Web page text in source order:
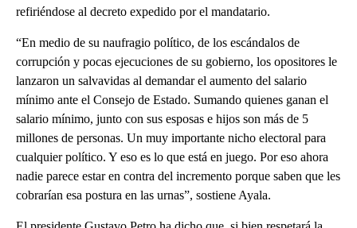
refiriéndose al decreto expedido por el mandatario.
“En medio de su naufragio político, de los escándalos de
corrupción y pocas ejecuciones de su gobierno, los opositores le
lanzaron un salvavidas al demandar el aumento del salario
mínimo ante el Consejo de Estado. Sumando quienes ganan el
salario mínimo, junto con sus esposas e hijos son más de 5
millones de personas. Un muy importante nicho electoral para
cualquier político. Y eso es lo que está en juego. Por eso ahora
nadie parece estar en contra del incremento porque saben que les
cobrarían esa postura en las urnas”, sostiene Ayala.